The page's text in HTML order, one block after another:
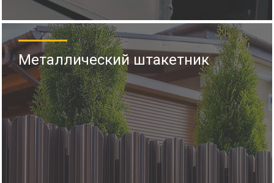
Металлический штакетник